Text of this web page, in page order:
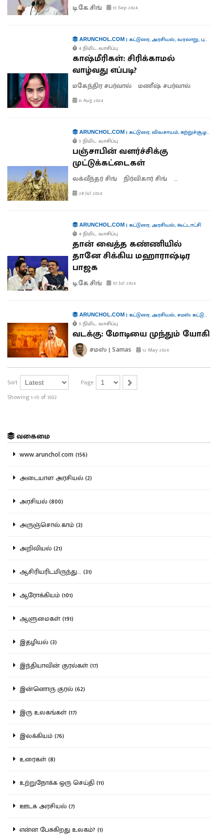
டி.கே.சிங் 15 Sep 2024
ARUNCHOL.COM| கட்டுரை,அரசியல், வரலாறு,புத்தகங்கள்
4 நிமிட வாசிப்பு
காஷ்மீரிகள்: சிரிக்காமல்
வாழ்வது எப்படி?
மகேந்திர சபர்வால் மணீஷ் சபர்வால்
11 Aug 2024
ARUNCHOL.COM| கட்டுரை,விவசாயம்,சுற்றுச்சூழல்
5 நிமிட வாசிப்பு
பஞ்சாபின் வளர்ச்சிக்கு
முட்டுக்கட்டைகள்
லக்வீந்தர் சிங் நிர்விகார் சிங் பிரகார்ஷ் சிங்
28 Jul 2024
ARUNCHOL.COM| கட்டுரை,அரசியல்,கூட்டாட்சி
4 நிமிட வாசிப்பு
தான் வைத்த கண்ணியில்
தானே சிக்கிய மஹாராஷ்டிர
பாஜக
டி.கே.சிங் 07 Jul 2024
ARUNCHOL.COM| கட்டுரை,அரசியல், சமஸ் கட்டுரை
5 நிமிட வாசிப்பு
வடக்கு: மோடியை முந்தும் யோகி
சமஸ் | Samas 12 May 2024
Sort
Page
Showing 1-10 of 1502
வகைமை
www.arunchol.com (156)
அடையாள அரசியல் (2)
அரசியல் (800)
அருஞ்சொல்.காம் (3)
அறிவியல் (21)
ஆசிரியரிடமிருந்து... (31)
ஆரோக்கியம் (101)
ஆளுமைகள் (191)
இதழியல் (3)
இந்தியாவின் குரல்கள் (17)
இன்னொரு குரல் (62)
இரு உலகங்கள் (17)
இலக்கியம் (76)
உரைகள் (8)
உற்றுநோக்க ஒரு செய்தி (11)
ஊடக அரசியல் (7)
என்ன பேசுகிறது உலகம்? (1)